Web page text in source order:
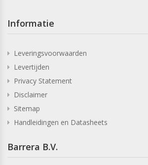
Informatie
Leveringsvoorwaarden
Levertijden
Privacy Statement
Disclaimer
Sitemap
Handleidingen en Datasheets
Barrera B.V.